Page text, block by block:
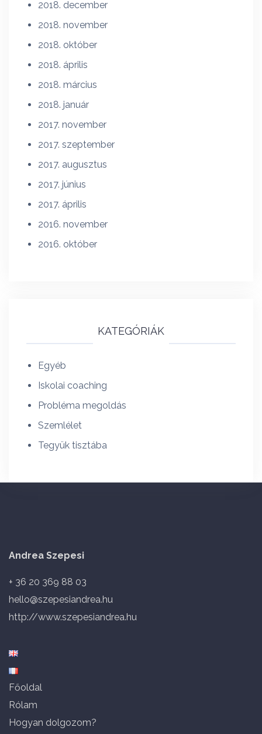
2018. december
2018. november
2018. október
2018. április
2018. március
2018. január
2017. november
2017. szeptember
2017. augusztus
2017. június
2017. április
2016. november
2016. október
KATEGÓRIÁK
Egyéb
Iskolai coaching
Probléma megoldás
Szemlélet
Tegyük tisztába
Andrea Szepesi
+ 36 20 369 88 03
hello@szepesiandrea.hu
http://www.szepesiandrea.hu
Főoldal
Rólam
Hogyan dolgozom?